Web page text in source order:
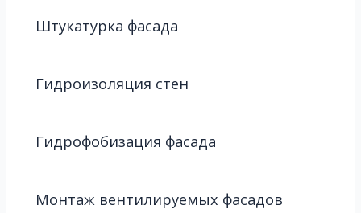
Штукатурка фасада
Гидроизоляция стен
Гидрофобизация фасада
Монтаж вентилируемых фасадов